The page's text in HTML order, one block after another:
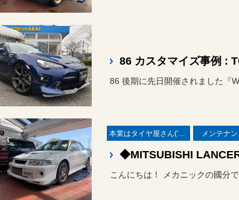
本業はタイヤ屋さん('ω')/ メンテナ
こんにちは！ メカニックの國分